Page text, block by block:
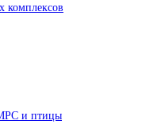
комплексов
и птицы